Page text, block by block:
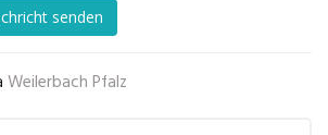
senden
Weilerbach Pfalz